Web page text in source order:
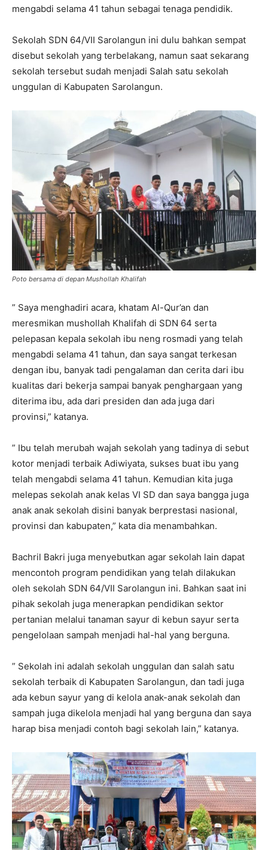
mengabdi selama 41 tahun sebagai tenaga pendidik.
Sekolah SDN 64/VII Sarolangun ini dulu bahkan sempat
disebut sekolah yang terbelakang, namun saat sekarang
sekolah tersebut sudah menjadi Salah satu sekolah
unggulan di Kabupaten Sarolangun.
Poto bersama di depan Mushollah Khalifah
” Saya menghadiri acara, khatam Al-Qur’an dan
meresmikan mushollah Khalifah di SDN 64 serta
pelepasan kepala sekolah ibu neng rosmadi yang telah
mengabdi selama 41 tahun, dan saya sangat terkesan
dengan ibu, banyak tadi pengalaman dan cerita dari ibu
kualitas dari bekerja sampai banyak penghargaan yang
diterima ibu, ada dari presiden dan ada juga dari
provinsi,” katanya.
” Ibu telah merubah wajah sekolah yang tadinya di sebut
kotor menjadi terbaik Adiwiyata, sukses buat ibu yang
telah mengabdi selama 41 tahun. Kemudian kita juga
melepas sekolah anak kelas VI SD dan saya bangga juga
anak anak sekolah disini banyak berprestasi nasional,
provinsi dan kabupaten,” kata dia menambahkan.
Bachril Bakri juga menyebutkan agar sekolah lain dapat
mencontoh program pendidikan yang telah dilakukan
oleh sekolah SDN 64/VII Sarolangun ini. Bahkan saat ini
pihak sekolah juga menerapkan pendidikan sektor
pertanian melalui tanaman sayur di kebun sayur serta
pengelolaan sampah menjadi hal-hal yang berguna.
” Sekolah ini adalah sekolah unggulan dan salah satu
sekolah terbaik di Kabupaten Sarolangun, dan tadi juga
ada kebun sayur yang di kelola anak-anak sekolah dan
sampah juga dikelola menjadi hal yang berguna dan saya
harap bisa menjadi contoh bagi sekolah lain,” katanya.